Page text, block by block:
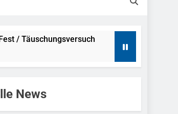
/ Täuschungsversuch
Belästigung
News